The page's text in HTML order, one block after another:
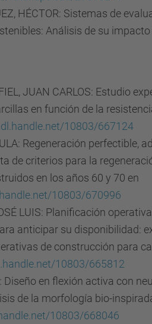
HÉCTOR: Sistemas de
Análisis de su
JUAN CARLOS: Estudio
en función de la
10803/667124
Regeneración perfectible,
de criterios para la
en los años 60 y 70 en
10803/670996
LUIS: Planificación
anticipar su disponibilidad:
de construcción para
10803/665812
Diseño en flexión activa con
de la morfología bio-
10803/668046